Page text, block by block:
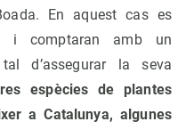
En aquest cas es
i comptaran amb un
d’assegurar la seva
espècies de plantes
a Catalunya, algunes